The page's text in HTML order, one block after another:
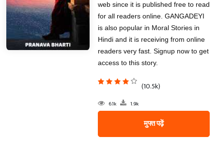
web since it is published free to read
for all readers online. GANGADEYI
is also popular in Moral Stories in
Hindi and it is receiving from online
readers very fast. Signup now to get
access to this story.
(10.5k)
6.1k 1.9k
मुफ्त पढ़ें